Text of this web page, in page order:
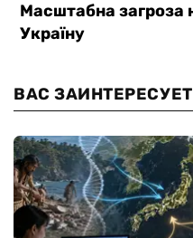
ВАС ЗАИНТЕРЕСУЕТ